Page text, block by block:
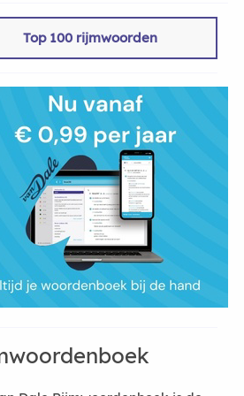
Top 100 rijmwoorden